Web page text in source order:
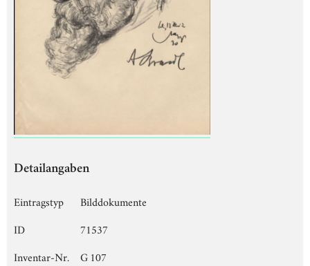
Detailangaben
Eintragstyp
Bilddokumente
ID
71537
Inventar-Nr.
G 107